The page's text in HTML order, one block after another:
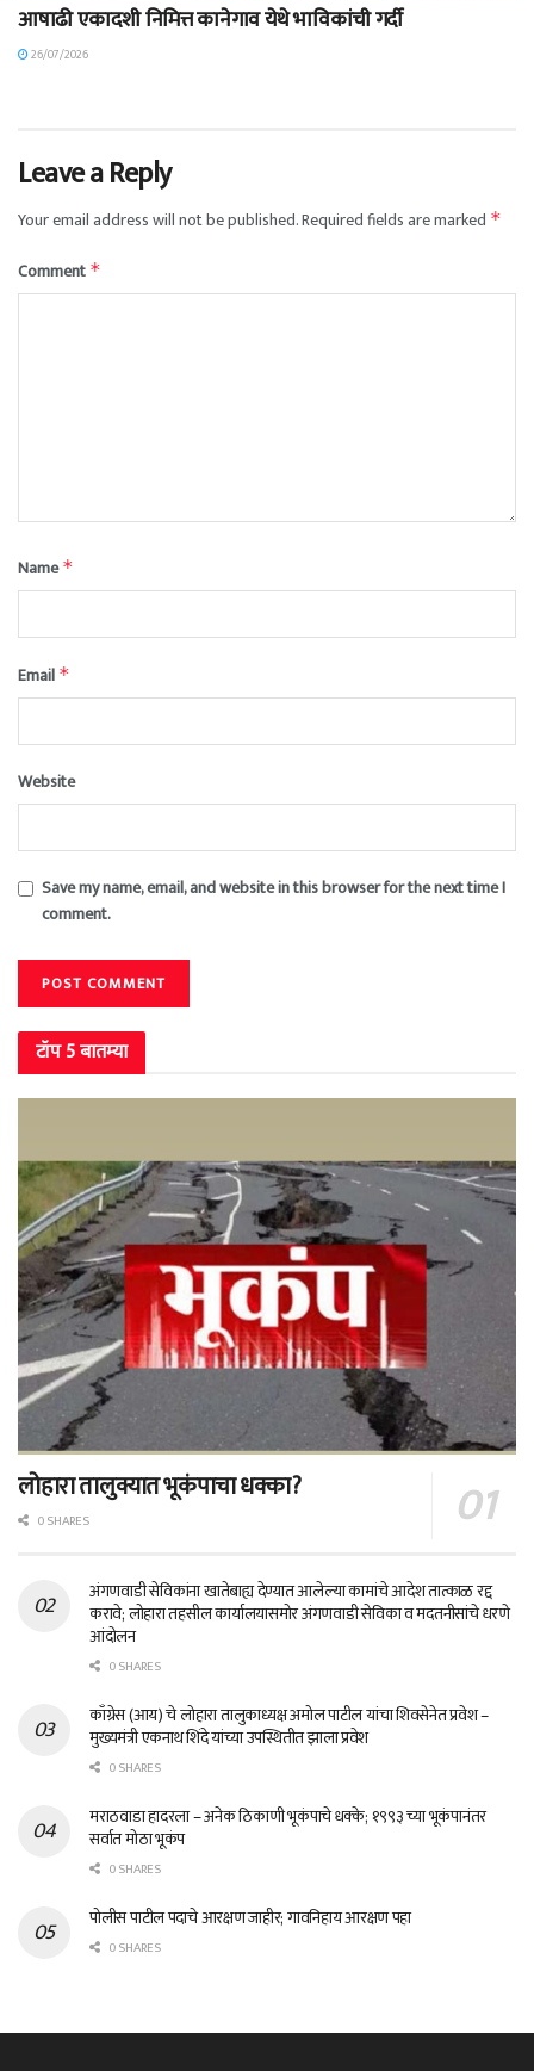
आषाढी एकादशी निमित्त कानेगाव येथे भाविकांची गर्दी
26/07/2026
Leave a Reply
Your email address will not be published.Required fields are marked *
Comment *
Name*
Email *
Website
Save my name, email, and website in this browser for the next time I
comment.
टॉप 5 बातम्या
लोहारा तालुक्यात भूकंपाचा धक्का?
0 SHARES
अंगणवाडी सेविकांना खातेबाह्य देण्यात आलेल्या कामांचे आदेश तात्काळ रद्द
करावे; लोहारा तहसील कार्यालयासमोर अंगणवाडी सेविका व मदतनीसांचे धरणे
आंदोलन
0 SHARES
काँग्रेस (आय) चे लोहारा तालुकाध्यक्ष अमोल पाटील यांचा शिवसेनेत प्रवेश –
मुख्यमंत्री एकनाथ शिंदे यांच्या उपस्थितीत झाला प्रवेश
0 SHARES
मराठवाडा हादरला – अनेक ठिकाणी भूकंपाचे धक्के; १९९३ च्या भूकंपानंतर
सर्वात मोठा भूकंप
0 SHARES
पोलीस पाटील पदाचे आरक्षण जाहीर; गावनिहाय आरक्षण पहा
0 SHARES